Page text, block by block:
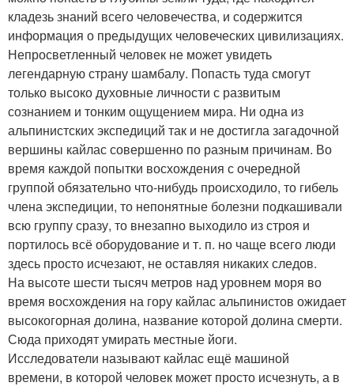
кладезь знаний всего человечества, и содержится
информация о предыдущих человеческих цивилизациях.
Непросветленный человек не может увидеть
легендарную страну шамбалу. Попасть туда смогут
только высоко духовные личности с развитым
сознанием и тонким ощущением мира. Ни одна из
альпинистских экспедиций так и не достигла загадочной
вершины кайлас совершенно по разным причинам. Во
время каждой попытки восхождения с очередной
группой обязательно что-нибудь происходило, то гибель
члена экспедиции, то непонятные болезни подкашивали
всю группу сразу, то внезапно выходило из строя и
портилось всё оборудование и т. п. но чаще всего люди
здесь просто исчезают, не оставляя никаких следов.
На высоте шести тысяч метров над уровнем моря во
время восхождения на гору кайлас альпинистов ожидает
высокогорная долина, название которой долина смерти.
Сюда приходят умирать местные йоги.
Исследователи называют кайлас ещё машиной
времени, в которой человек может просто исчезнуть, а в